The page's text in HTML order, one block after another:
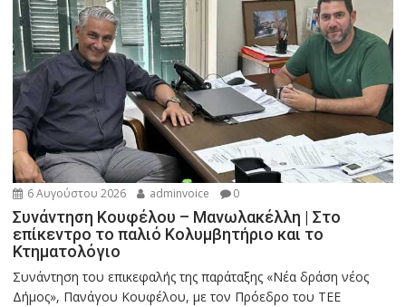
6 Αυγούστου 2026 adminvoice 0
Συνάντηση Κουφέλου – Μανωλακέλλη | Στο
επίκεντρο το παλιό Κολυμβητήριο και το
Κτηματολόγιο
Συνάντηση του επικεφαλής της παράταξης «Νέα δράση νέος
Δήμος», Πανάγου Κουφέλου, με τον Πρόεδρο του ΤΕΕ